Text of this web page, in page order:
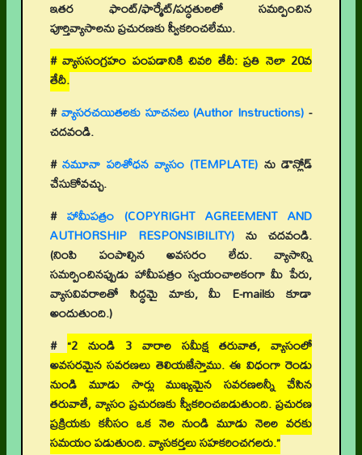
ఇతర ఫాంట్/ఫార్మేట్/పద్ధతులలో సమర్పించిన
పూర్తివ్యాసాలను ప్రచురణకు స్వీకరించలేము.
# వ్యాససంగ్రహం పంపడానికి చివరి తేదీ: ప్రతి నెలా 20వ
తేదీ.
#వ్యాసరచయితలకు సూచనలు (Author Instructions) -
చదవండి.
#నమూనా పరిశోధన వ్యాసం (TEMPLATE) ను డౌన్లోడ్
చేసుకోవచ్చు.
# హామీపత్రం (COPYRIGHT AGREEMENT AND
AUTHORSHIP RESPONSIBILITY) ను చదవండి.
(నింపి పంపాల్సిన అవసరం లేదు. వ్యాసాన్ని
సమర్పించినప్పుడు హామీపత్రం స్వయంచాలకంగా మీ పేరు,
వ్యాసవివరాలతో సిద్ధమై మాకు, మీ E-mailకు కూడా
అందుతుంది.)
# “2 నుండి 3 వారాల సమీక్ష తరువాత, వ్యాసంలో
అవసరమైన సవరణలు తెలియజేస్తాము. ఈ విధంగా రెండు
నుండి మూడు సార్లు ముఖ్యమైన సవరణలన్నీ చేసిన
తరువాతే, వ్యాసం ప్రచురణకు స్వీకరించబడుతుంది. ప్రచురణ
ప్రక్రియకు కనీసం ఒక నెల నుండి మూడు నెలల వరకు
సమయం పడుతుంది. వ్యాసకర్తలు సహకరించగలరు.”